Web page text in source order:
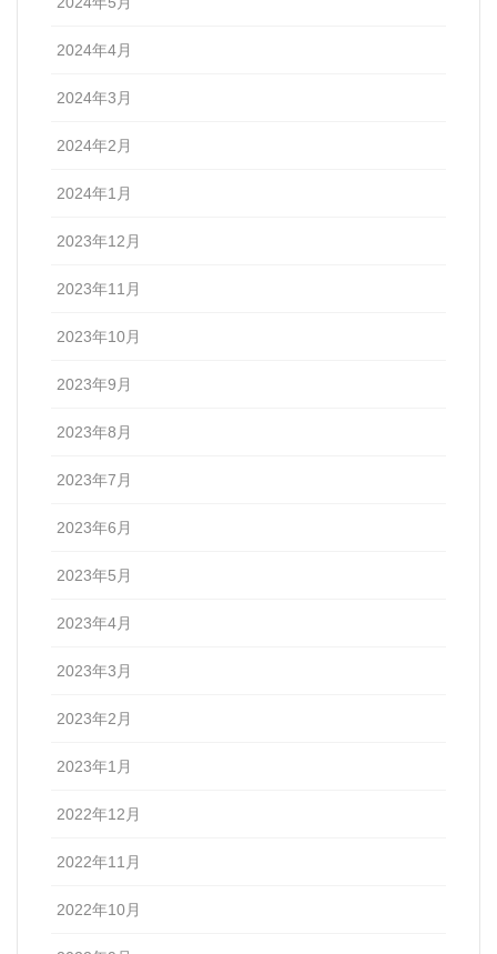
2024年4月
2024年3月
2024年2月
2024年1月
2023年12月
2023年11月
2023年10月
2023年9月
2023年8月
2023年7月
2023年6月
2023年5月
2023年4月
2023年3月
2023年2月
2023年1月
2022年12月
2022年11月
2022年10月